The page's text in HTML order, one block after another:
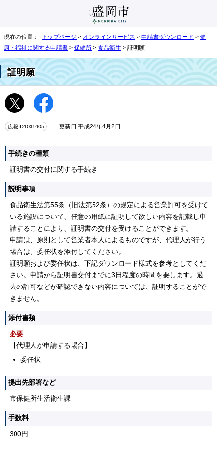
現在の位置： トップページ > オンラインサービス > 申請書ダウンロード > 健
康・福祉に関する申請書 > 保健所 > 食品衛生 > 証明願
証明願
広報ID1031405 更新日 平成24年4月2日
手続きの種類
証明書の交付に関する手続き
説明事項
食品衛生法第55条（旧法第52条）の規定による営業許可を受けて
いる施設について、任意の用紙に証明して欲しい内容を記載し申
請することにより、証明書の交付を受けることができます。
申請は、原則として営業者本人によるものですが、代理人が行う
場合は、委任状を添付してください。
証明願および委任状は、下記ダウンロード様式を参考としてくだ
さい。申請から証明書交付までに3日程度の時間を要します。過
去の許可などが確認できない内容については、証明することがで
きません。
添付書類
必要
【代理人が申請する場合】
委任状
提出先部署など
市保健所生活衛生課
手数料
300円